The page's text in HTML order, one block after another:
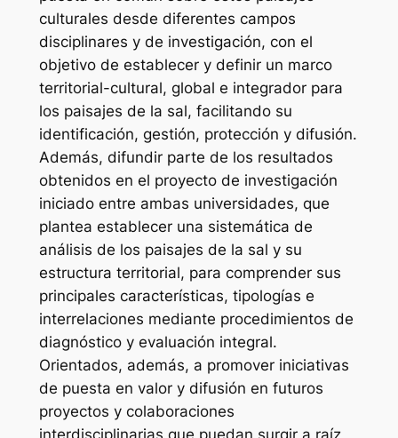
culturales desde diferentes campos
disciplinares y de investigación, con el
objetivo de establecer y definir un marco
territorial-cultural, global e integrador para
los paisajes de la sal, facilitando su
identificación, gestión, protección y difusión.
Además, difundir parte de los resultados
obtenidos en el proyecto de investigación
iniciado entre ambas universidades, que
plantea establecer una sistemática de
análisis de los paisajes de la sal y su
estructura territorial, para comprender sus
principales características, tipologías e
interrelaciones mediante procedimientos de
diagnóstico y evaluación integral.
Orientados, además, a promover iniciativas
de puesta en valor y difusión en futuros
proyectos y colaboraciones
interdisciplinarias que puedan surgir a raíz